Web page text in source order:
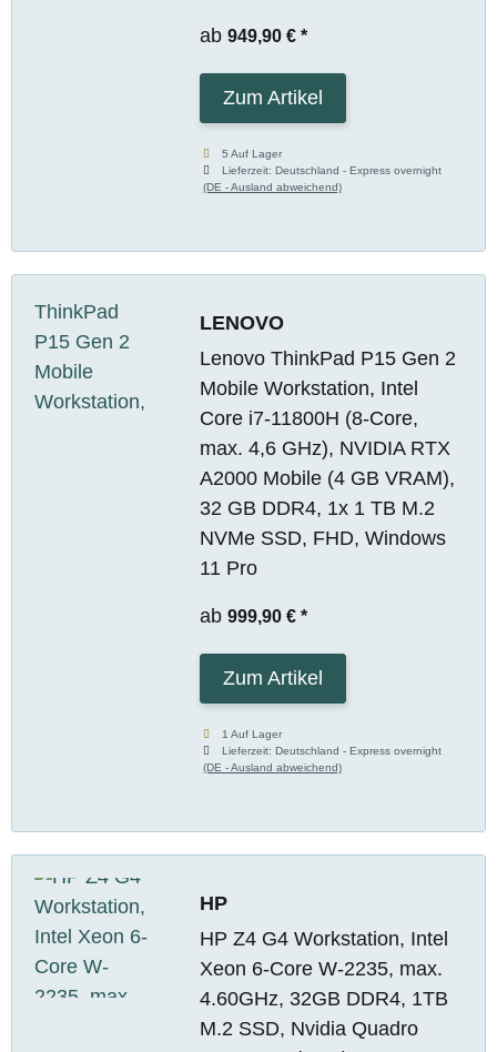
ab 949,90 € *
Zum Artikel
5 Auf Lager
Lieferzeit:Deutschland - Express overnight
(DE - Ausland abweichend)
LENOVO
Lenovo ThinkPad P15 Gen 2
Mobile Workstation, Intel
Core i7-11800H (8-Core,
max. 4,6 GHz), NVIDIA RTX
A2000 Mobile (4 GB VRAM),
32 GB DDR4, 1x 1 TB M.2
NVMe SSD, FHD, Windows
11 Pro
ab 999,90 € *
Zum Artikel
1 Auf Lager
Lieferzeit:Deutschland - Express overnight
(DE - Ausland abweichend)
HP
HP Z4 G4 Workstation, Intel
Xeon 6-Core W-2235, max.
4.60GHz, 32GB DDR4, 1TB
M.2 SSD, Nvidia Quadro